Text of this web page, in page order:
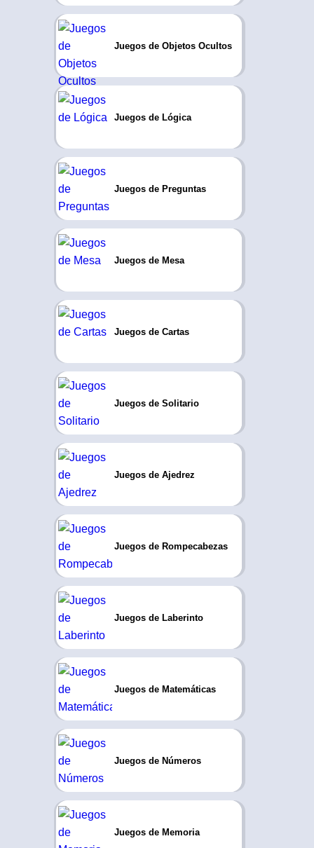
Juegos de Objetos Ocultos
Juegos de Lógica
Juegos de Preguntas
Juegos de Mesa
Juegos de Cartas
Juegos de Solitario
Juegos de Ajedrez
Juegos de Rompecabezas
Juegos de Laberinto
Juegos de Matemáticas
Juegos de Números
Juegos de Memoria